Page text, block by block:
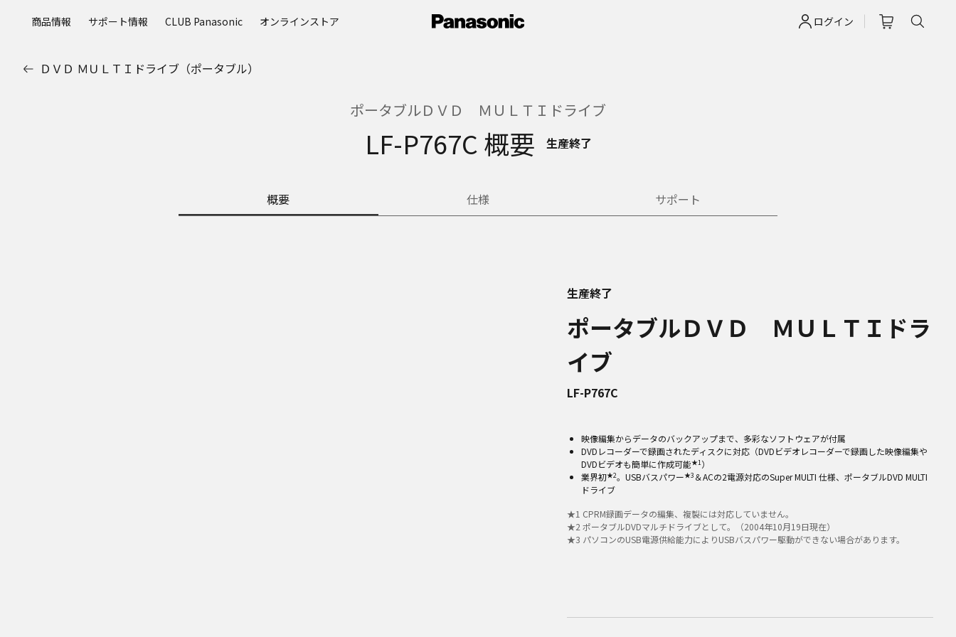
ログイン
商品情報 サポート情報 CLUB Panasonic オンラインストア
ＤＶＤ ＭＵＬＴＩドライブ（ポータブル）
ポータブルＤＶＤ ＭＵＬＴＩドライブ
LF-P767C 概要 生産終了
概要 仕様 サポート
生産終了
ポータブルＤＶＤ ＭＵＬＴＩドラ
イブ
LF-P767C
映像編集からデータのバックアップまで、多彩なソフトウェアが付属
DVDレコーダーで録画されたディスクに対応（DVDビデオレコーダーで録画した映像編集や
DVDビデオも簡単に作成可能★1 ）
業界初★2。USBバスパワー★3 ＆ACの2電源対応のSuper MULTI 仕様、ポータブルDVD MULTI
ドライブ
★1 CPRM録画データの編集、複製には対応していません。
★2 ポータブルDVDマルチドライブとして。（2004年10月19日現在）
★3 パソコンのUSB電源供給能力によりUSBバスパワー駆動ができない場合があります。